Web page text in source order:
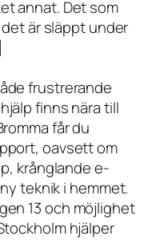
annat. Det som
är släppt under
frustrerande
finns nära till
får du
oavsett om
krånglande e-
teknik i hemmet.
13 och möjlighet
hjälper